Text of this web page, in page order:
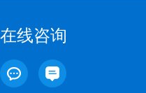
在线咨询